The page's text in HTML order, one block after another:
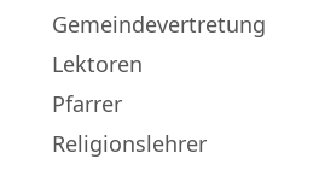
Gemeindevertretung
Lektoren
Pfarrer
Religionslehrer